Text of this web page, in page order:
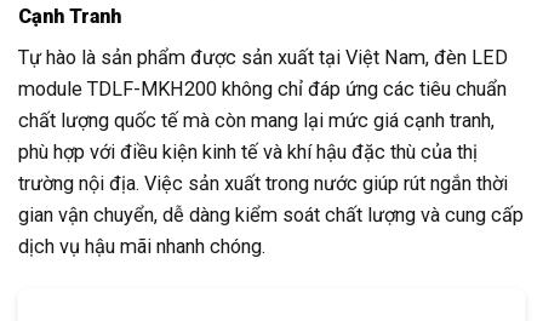
Cạnh Tranh
Tự hào là sản phẩm được sản xuất tại Việt Nam, đèn LED
module TDLF-MKH200 không chỉ đáp ứng các tiêu chuẩn
chất lượng quốc tế mà còn mang lại mức giá cạnh tranh,
phù hợp với điều kiện kinh tế và khí hậu đặc thù của thị
trường nội địa. Việc sản xuất trong nước giúp rút ngắn thời
gian vận chuyển, dễ dàng kiểm soát chất lượng và cung cấp
dịch vụ hậu mãi nhanh chóng.